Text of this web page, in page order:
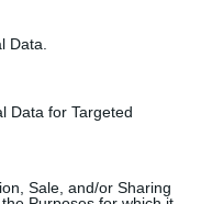
Data.
Data for Targeted
Sale, and/or Sharing
csak streamelik a